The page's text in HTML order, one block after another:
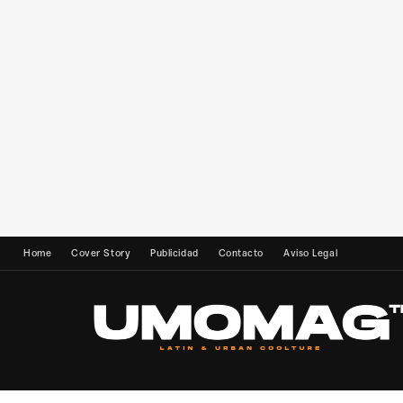
Home Cover Story Publicidad Contacto Aviso Legal